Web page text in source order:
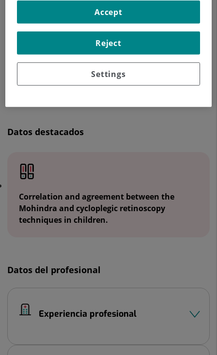
Centro Médico Teknon
Datos destacados
Correlation and agreement between the
Mohindra and cycloplegic retinoscopy
techniques in children.
Datos del profesional
Experiencia profesional
Settings
Reject
Accept